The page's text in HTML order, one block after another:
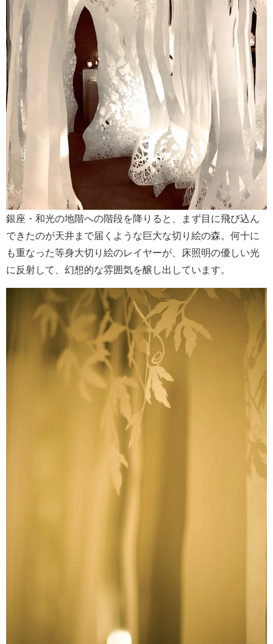
銀座・和光の地階への階段を降りると、まず目に飛び込ん
できたのが天井まで届くような巨大な切り絵の森。何十に
も重なった等身大切り絵のレイヤーが、床照明の優しい光
に反射して、幻想的な雰囲気を醸し出しています。